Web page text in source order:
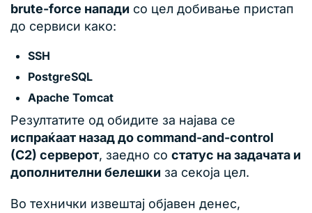
brute-force напади со цел добивање пристап
до сервиси како:
SSH
PostgreSQL
Apache Tomcat
Резултатите од обидите за најава се
испраќаат назад до command-and-control
(C2) серверот, заедно со статус на задачата и
дополнителни белешки за секоја цел.
Во технички извештај објавен денес,